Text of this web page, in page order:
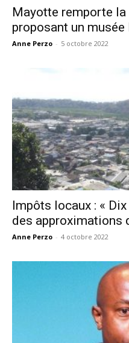
Mayotte remporte la
proposant un musée
Anne Perzo - 5 octobre 2022
Impôts locaux : «
des approximations
Anne Perzo - 4 octobre 2022